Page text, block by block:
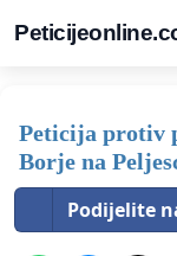
Peticija protiv
Borje na
Podijelite